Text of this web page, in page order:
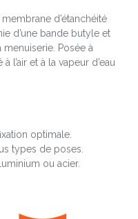
membrane d’étanchéité
d’une bande butyle et
Posée à
l’air et à la vapeur d’eau
optimale.
types de poses.
ou acier.